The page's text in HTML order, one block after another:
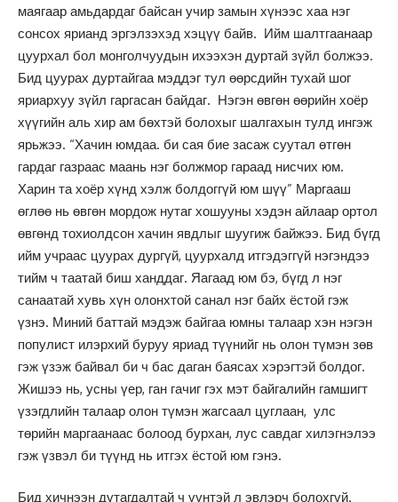
маягаар амьдардаг байсан учир замын хүнээс хаа нэг
сонсох ярианд эргэлзэхэд хэцүү байв. Ийм шалтгаанаар
цуурхал бол монголчуудын ихээхэн дуртай зүйл болжээ.
Бид цуурах дуртайгаа мэддэг тул өөрсдийн тухай шог
яриархуу зүйл гаргасан байдаг. Нэгэн өвгөн өөрийн хоёр
хүүгийн аль хир ам бөхтэй болохыг шалгахын тулд ингэж
ярьжээ. “Хачин юмдаа. би сая бие засаж суутал өтгөн
гардаг газраас маань нэг болжмор гараад нисчих юм.
Харин та хоёр хүнд хэлж болдоггүй юм шүү” Маргааш
өглөө нь өвгөн мордож нутаг хошууны хэдэн айлаар ортол
өвгөнд тохиолдсон хачин явдлыг шуугиж байжээ. Бид бүгд
ийм учраас цуурах дургүй, цуурхалд итгэдэггүй нэгэндээ
тийм ч таатай биш ханддаг. Яагаад юм бэ, бүгд л нэг
санаатай хувь хүн олонхтой санал нэг байх ёстой гэж
үзнэ. Миний баттай мэдэж байгаа юмны талаар хэн нэгэн
популист илэрхий буруу яриад түүнийг нь олон түмэн зөв
гэж үзэж байвал би ч бас даган баясах хэрэгтэй болдог.
Жишээ нь, усны үер, ган гачиг гэх мэт байгалийн гамшигт
үзэгдлийн талаар олон түмэн жагсаал цуглаан, улс
төрийн маргаанаас болоод бурхан, лус савдаг хилэгнэлээ
гэж үзвэл би түүнд нь итгэх ёстой юм гэнэ.
Бид хичнээн дутагдалтай ч үүнтэй л эвлэрч болохгүй.